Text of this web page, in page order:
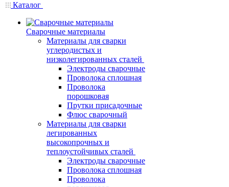
Каталог
Сварочные материалы
Материалы для сварки
углеродистых и
низколегированных сталей
Электроды сварочные
Проволока сплошная
Проволока
порошковая
Прутки присадочные
Флюс сварочный
Материалы для сварки
легированных
высокопрочных и
теплоустойчивых сталей
Электроды сварочные
Проволока сплошная
Проволока